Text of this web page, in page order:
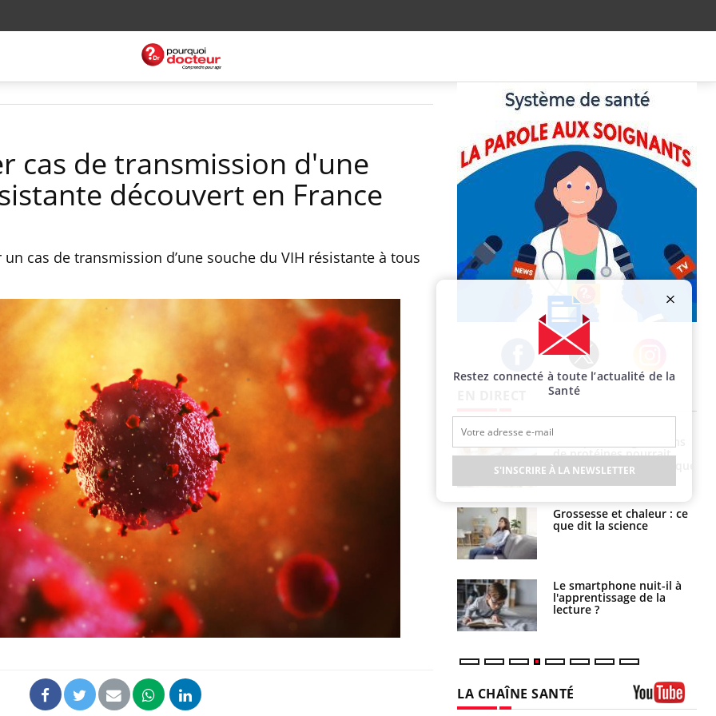
cas de transmission d'une
découvert en France
cas de transmission d’une souche du VIH résistante à tous
Facebook Twitter Instagram
Pourquoi votre ventre
gâche-t-il les premiers
jours de vos vacances ?
Fortes chaleurs :
pourquoi le risque de
noyade grimpe-t-il ?
Le Viagra pourrait-il
freiner la propagation du
cancer ?
Pourquoi manger moins
de protéines pourrait
Le smartphone nuit-il à
l'apprentissage de la
lecture ?
vacances, elle reste dans
le coma pendant 42 jours
Mordue par un
barracuda, une petite fille
secourue grâce à un
Légionellose en Suisse :
quelle est l’origine de la
contamination ?
LA CHAÎNE SANTÉ
Restez connecté à toute l’actualité de la
Santé
S'INSCRIRE À LA NEWSLETTER